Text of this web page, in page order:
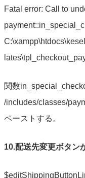
Fatal error: Call to
関数
/includes/classes/
ペーストする。
10.配送先変更ボタン